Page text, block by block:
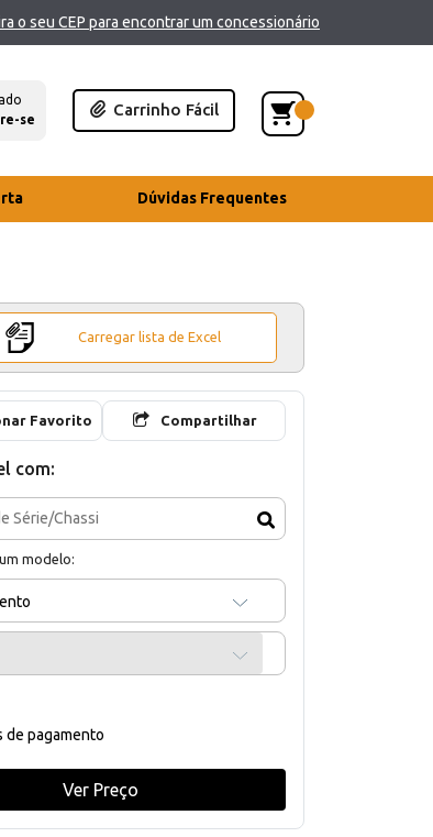
o seu CEP para encontrar um concessionário
se
Carrinho Fácil
Dúvidas Frequentes
Carregar lista de Excel
Favorito Compartilhar
com:
modelo:
de pagamento
Ver Preço